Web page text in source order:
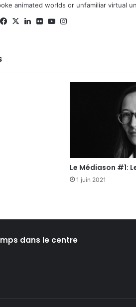
animated worlds or unfamiliar virtual
WebsiteFacebook
X Linkedin
FlickrYouTube
Le Médiason #1:
1 juin 2021
dans le centre